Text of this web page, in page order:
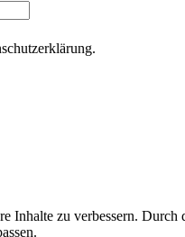
Inhalte zu verbessern.